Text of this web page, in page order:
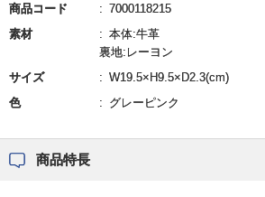
商品コード
7000118215
素材
本体:牛革
裏地:レーヨン
サイズ
W19.5×H9.5×D2.3(cm)
色
グレーピンク
商品特長